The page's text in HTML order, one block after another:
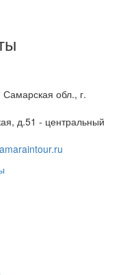
обл., г.
д.51 - центральный